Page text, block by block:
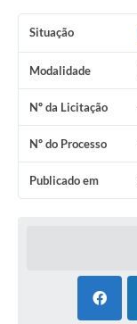
Situação
Modalidade
Nº da Licitação
Nº do Processo
Publicado em